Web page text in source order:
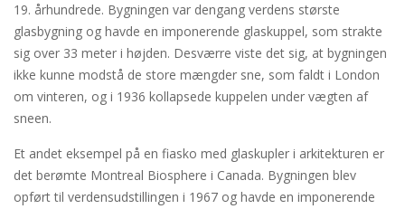
19. århundrede. Bygningen var dengang verdens største
glasbygning og havde en imponerende glaskuppel, som strakte
sig over 33 meter i højden. Desværre viste det sig, at bygningen
ikke kunne modstå de store mængder sne, som faldt i London
om vinteren, og i 1936 kollapsede kuppelen under vægten af
sneen.
Et andet eksempel på en fiasko med glaskupler i arkitekturen er
det berømte Montreal Biosphere i Canada. Bygningen blev
opført til verdensudstillingen i 1967 og havde en imponerende